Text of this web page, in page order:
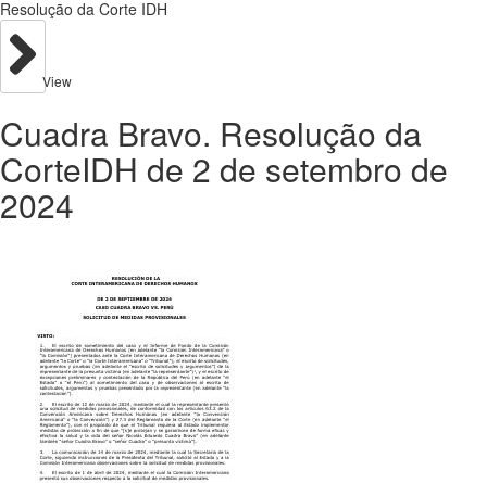
Resolução da Corte IDH
View
Cuadra Bravo. Resolução da
CorteIDH de 2 de setembro de
2024